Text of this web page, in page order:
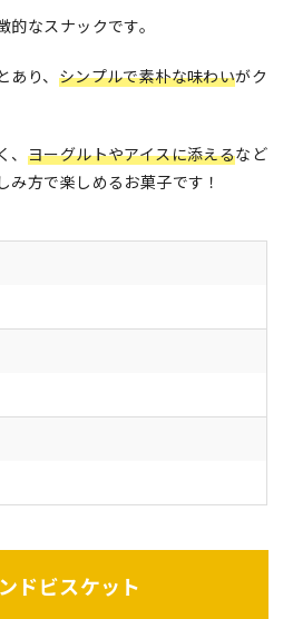
なスナックです。
り、 シンプルで素朴な味わいがク
ヨーグルトやアイスに添えるなど
み方で楽しめるお菓子です！
ドビスケット